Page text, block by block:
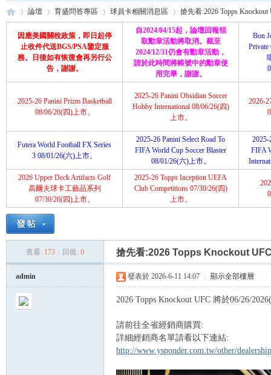
»
論壇
›
育盛問答專區
›
球員卡相關消息區
›
搶先看:2026 Topps Knockout
因應美國關稅政策，即日起停
止收件代送BGS/PSA鑒定服
務。日後如有恢復會再另行公
告，謝謝。
自2024/04/15起，論壇回報領
取勳章活動將取消。截至
2024/12/31仍會有勳章活動，
請於此時間將帳號中的勳章使
用完畢，謝謝。
Bon
2025-26 Panini Prizm Basketball
08/06/26(四)上市。
2025-26 Panini Obsidian Soccer
Hobby International 08/06/26(四)
上市。
2026-
Futera World Football FX Series
3 08/01/26(六)上市。
2025-26 Panini Select Road To
FIFA World Cup Soccer Blaster
08/01/26(六)上市。
2025-
FIFA
2026 Upper Deck Artifacts Golf
高爾夫球卡工藝品系列
07/30/26(四)上市。
2025-26 Topps Inception UEFA
Club Competitions 07/30/26(四)
上市。
查看: 173 回復: 0 搶先看:2026 Topps Knockout
admin 發表於 2026-6-11 14:07 顯示全部樓層
2026 Topps Knockout UFC 將於06/26/
請前往全省經銷商購買:
詳細經銷商名單請看以下連結:
http://www.ysponder.com.tw/other/